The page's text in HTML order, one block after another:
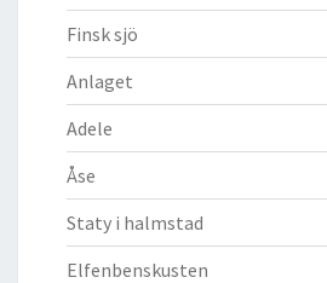
Finsk sjö
Anlaget
Adele
Åse
Staty i halmstad
Elfenbenskusten